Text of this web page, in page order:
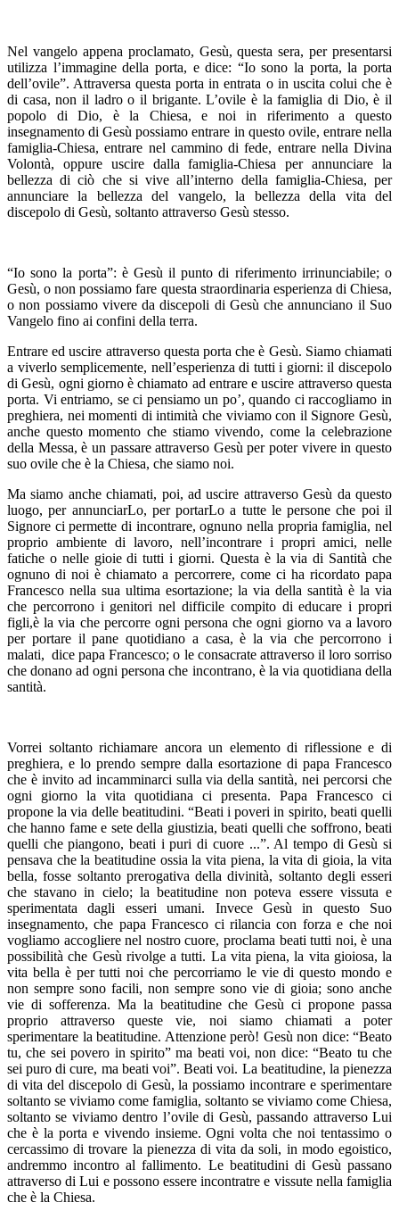
Nel vangelo appena proclamato, Gesù, questa sera, per presentarsi
utilizza l’immagine della porta, e dice: “Io sono la porta, la porta
dell’ovile”. Attraversa questa porta in entrata o in uscita colui che è
di casa, non il ladro o il brigante. L’ovile è la famiglia di Dio, è il
popolo di Dio, è la Chiesa, e noi in riferimento a questo
insegnamento di Gesù possiamo entrare in questo ovile, entrare nella
famiglia-Chiesa, entrare nel cammino di fede, entrare nella Divina
Volontà, oppure uscire dalla famiglia-Chiesa per annunciare la
bellezza di ciò che si vive all’interno della famiglia-Chiesa, per
annunciare la bellezza del vangelo, la bellezza della vita del
discepolo di Gesù, soltanto attraverso Gesù stesso.
“Io sono la porta”: è Gesù il punto di riferimento irrinunciabile; o
Gesù, o non possiamo fare questa straordinaria esperienza di Chiesa,
o non possiamo vivere da discepoli di Gesù che annunciano il Suo
Vangelo fino ai confini della terra.
Entrare ed uscire attraverso questa porta che è Gesù. Siamo chiamati
a viverlo semplicemente, nell’esperienza di tutti i giorni: il discepolo
di Gesù, ogni giorno è chiamato ad entrare e uscire attraverso questa
porta. Vi entriamo, se ci pensiamo un po’, quando ci raccogliamo in
preghiera, nei momenti di intimità che viviamo con il Signore Gesù,
anche questo momento che stiamo vivendo, come la celebrazione
della Messa, è un passare attraverso Gesù per poter vivere in questo
suo ovile che è la Chiesa, che siamo noi.
Ma siamo anche chiamati, poi, ad uscire attraverso Gesù da questo
luogo, per annunciarLo, per portarLo a tutte le persone che poi il
Signore ci permette di incontrare, ognuno nella propria famiglia, nel
proprio ambiente di lavoro, nell’incontrare i propri amici, nelle
fatiche o nelle gioie di tutti i giorni. Questa è la via di Santità che
ognuno di noi è chiamato a percorrere, come ci ha ricordato papa
Francesco nella sua ultima esortazione; la via della santità è la via
che percorrono i genitori nel difficile compito di educare i propri
figli,è la via che percorre ogni persona che ogni giorno va a lavoro
per portare il pane quotidiano a casa, è la via che percorrono i
malati, dice papa Francesco; o le consacrate attraverso il loro sorriso
che donano ad ogni persona che incontrano, è la via quotidiana della
santità.
Vorrei soltanto richiamare ancora un elemento di riflessione e di
preghiera, e lo prendo sempre dalla esortazione di papa Francesco
che è invito ad incamminarci sulla via della santità, nei percorsi che
ogni giorno la vita quotidiana ci presenta. Papa Francesco ci
propone la via delle beatitudini. “Beati i poveri in spirito, beati quelli
che hanno fame e sete della giustizia, beati quelli che soffrono, beati
quelli che piangono, beati i puri di cuore ...”. Al tempo di Gesù si
pensava che la beatitudine ossia la vita piena, la vita di gioia, la vita
bella, fosse soltanto prerogativa della divinità, soltanto degli esseri
che stavano in cielo; la beatitudine non poteva essere vissuta e
sperimentata dagli esseri umani. Invece Gesù in questo Suo
insegnamento, che papa Francesco ci rilancia con forza e che noi
vogliamo accogliere nel nostro cuore, proclama beati tutti noi, è una
possibilità che Gesù rivolge a tutti. La vita piena, la vita gioiosa, la
vita bella è per tutti noi che percorriamo le vie di questo mondo e
non sempre sono facili, non sempre sono vie di gioia; sono anche
vie di sofferenza. Ma la beatitudine che Gesù ci propone passa
proprio attraverso queste vie, noi siamo chiamati a poter
sperimentare la beatitudine. Attenzione però! Gesù non dice: “Beato
tu, che sei povero in spirito” ma beati voi, non dice: “Beato tu che
sei puro di cure, ma beati voi”. Beati voi. La beatitudine, la pienezza
di vita del discepolo di Gesù, la possiamo incontrare e sperimentare
soltanto se viviamo come famiglia, soltanto se viviamo come Chiesa,
soltanto se viviamo dentro l’ovile di Gesù, passando attraverso Lui
che è la porta e vivendo insieme. Ogni volta che noi tentassimo o
cercassimo di trovare la pienezza di vita da soli, in modo egoistico,
andremmo incontro al fallimento. Le beatitudini di Gesù passano
attraverso di Lui e possono essere incontratre e vissute nella famiglia
che è la Chiesa.